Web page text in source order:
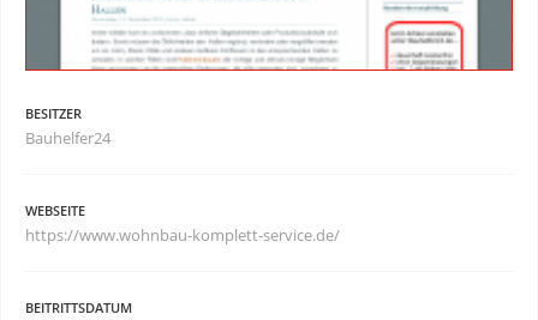
BESITZER
Bauhelfer24
WEBSEITE
https://www.wohnbau-komplett-service.de/
BEITRITTSDATUM